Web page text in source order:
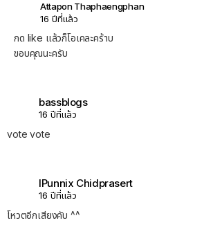
Attapon Thaphaengphan
16 ปีที่แล้ว
กด like แล้วก็โอเคละคร้าบ
ขอบคุณนะครับ
bassblogs
16 ปีที่แล้ว
vote vote
IPunnix Chidprasert
16 ปีที่แล้ว
โหวตอีกเสียงคับ ^^